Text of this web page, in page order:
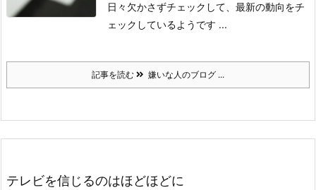
日々欠かさずチェックして、最新の動向をチ
ェックしているようです ...
記事を読む 嫌いな人のブログ ...
テレビを信じるのはほどほどに